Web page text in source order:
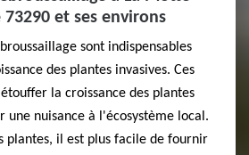
73290 et ses environs
sont indispensables
des plantes invasives. Ces
la croissance des plantes
une nuisance à l'écosystème local.
plantes, il est plus facile de fournir